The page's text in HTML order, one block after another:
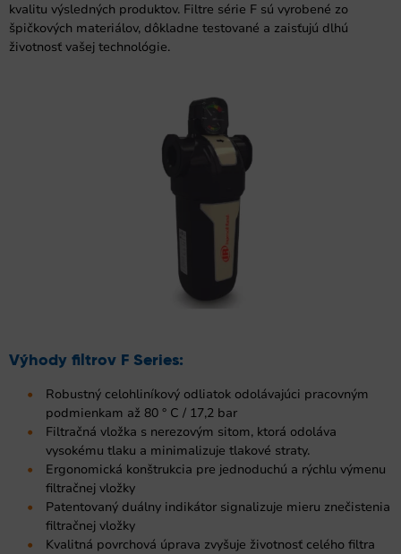
kvalitu výsledných produktov. Filtre série F sú vyrobené zo
špičkových materiálov, dôkladne testované a zaisťujú dlhú
životnosť vašej technológie.
Výhody filtrov F Series:
Robustný celohliníkový odliatok odolávajúci pracovným
podmienkam až 80 ° C / 17,2 bar
Filtračná vložka s nerezovým sitom, ktorá odoláva
vysokému tlaku a minimalizuje tlakové straty.
Ergonomická konštrukcia pre jednoduchú a rýchlu výmenu
filtračnej vložky
Patentovaný duálny indikátor signalizuje mieru znečistenia
filtračnej vložky
Kvalitná povrchová úprava zvyšuje životnosť celého filtra